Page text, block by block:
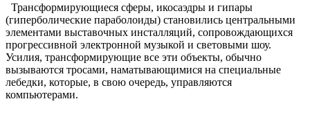
Трансформирующиеся сферы, икосаэдры и гипары
(гиперболические параболоиды) становились центральными
элементами выставочных инсталляций, сопровождающихся
прогрессивной электронной музыкой и световыми шоу.
Усилия, трансформирующие все эти объекты, обычно
вызываются тросами, наматывающимися на специальные
лебедки, которые, в свою очередь, управляются
компьютерами.